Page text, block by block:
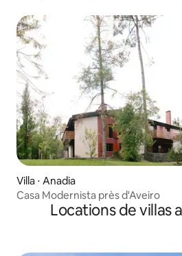
Villa ⋅ Anadia
Casa Modernista près d'Aveiro
Locations de villas